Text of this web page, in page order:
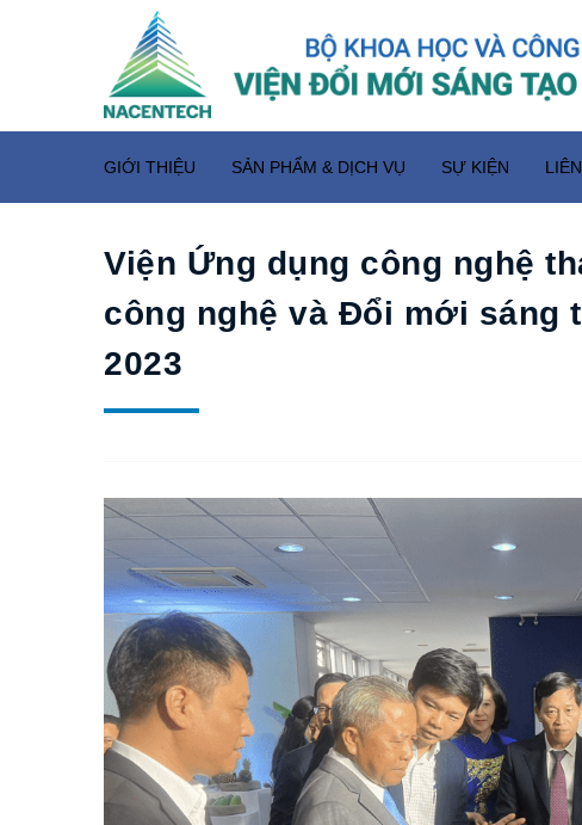
GIỚI THIỆU SẢN PHẨM & DỊCH VỤ SỰ KIỆN
Viện Ứng dụng công nghệ
công nghệ và Đổi mới sáng
2023